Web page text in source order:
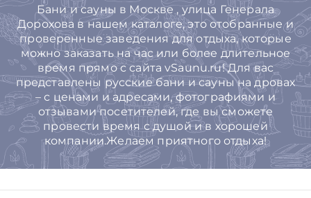
Бани и сауны в Москве , улица Генерала
Дорохова в нашем каталоге, это отобранные и
проверенные заведения для отдыха, которые
можно заказать на час или более длительное
время прямо с сайта vSaunu.ru! Для вас
представлены русские бани и сауны на дровах
– с ценами и адресами, фотографиями и
отзывами посетителей, где вы сможете
провести время с душой и в хорошей
компании.Желаем приятного отдыха!